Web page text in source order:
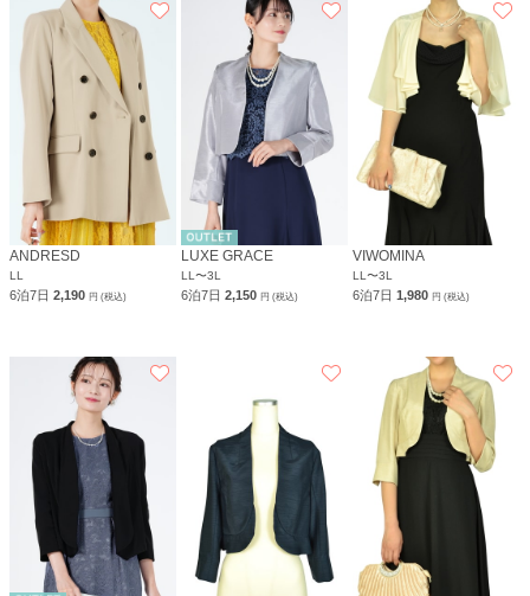
ANDRESD
LL
6泊7日 2,190 円 (税込)
LUXE GRACE
LL〜3L
6泊7日2,150円 (税込)
VIWOMINA
LL〜3L
6泊7日1,980円 (税込)